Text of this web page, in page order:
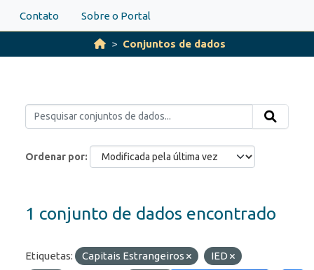
Contato Sobre o Portal
Conjuntos de dados
Ordenar por
1 conjunto de dados encontrado
Etiquetas: Capitais Estrangeiros
IED